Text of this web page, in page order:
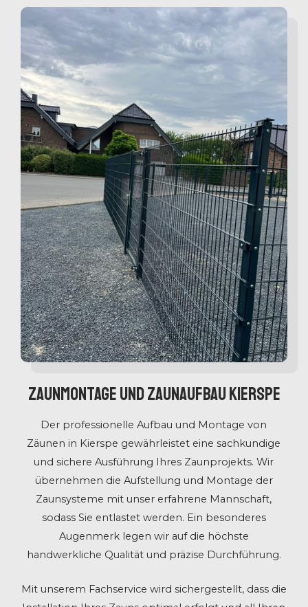
Zaunmontage und Zaunaufbau Kierspe
Der professionelle Aufbau und Montage von
Zäunen in Kierspe gewährleistet eine sachkundige
und sichere Ausführung Ihres Zaunprojekts. Wir
übernehmen die Aufstellung und Montage der
Zaunsysteme mit unser erfahrene Mannschaft,
sodass Sie entlastet werden. Ein besonderes
Augenmerk legen wir auf die höchste
handwerkliche Qualität und präzise Durchführung.
Mit unserem Fachservice wird sichergestellt, dass die